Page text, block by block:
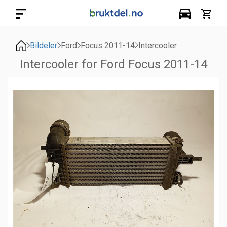
Bildeler Ford Focus 2011-14 Intercooler
Intercooler for Ford Focus 2011-14